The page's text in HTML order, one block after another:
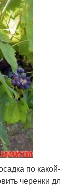
по
черенки